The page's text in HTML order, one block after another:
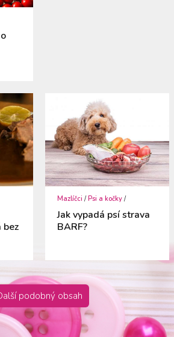
bez
Mazlíčci /Psi a kočky /
Jak vypadá psí strava
BARF?
podobný obsah